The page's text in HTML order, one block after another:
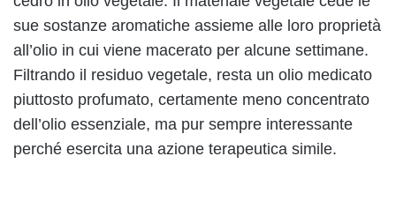
sue sostanze aromatiche assieme alle loro proprietà
all’olio in cui viene macerato per alcune settimane.
Filtrando il residuo vegetale, resta un olio medicato
piuttosto profumato, certamente meno concentrato
dell’olio essenziale, ma pur sempre interessante
perché esercita una azione terapeutica simile.